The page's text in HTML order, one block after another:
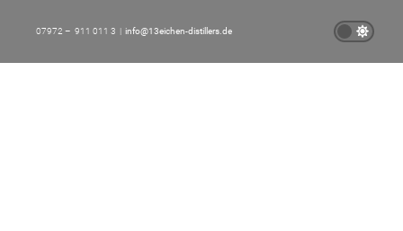
07972 – 911 011 3 | info@13eichen-distillers.de